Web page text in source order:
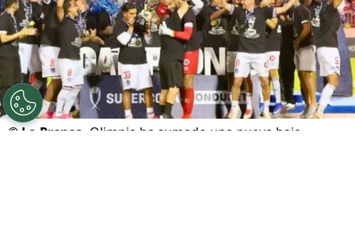
© La Prensa Olimpia ha sumado una nueva baja.